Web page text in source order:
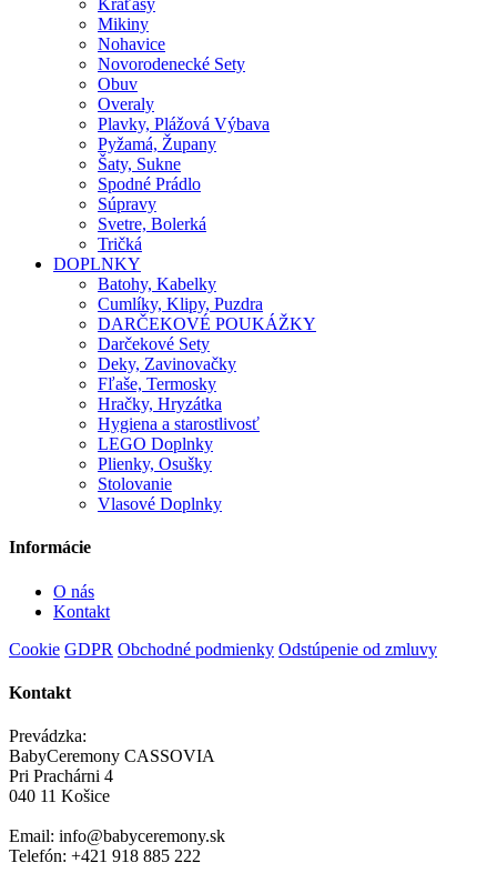
Kraťasy
Mikiny
Nohavice
Novorodenecké Sety
Obuv
Overaly
Plavky, Plážová Výbava
Pyžamá, Župany
Šaty, Sukne
Spodné Prádlo
Súpravy
Svetre, Bolerká
Tričká
DOPLNKY
Batohy, Kabelky
Cumlíky, Klipy, Puzdra
DARČEKOVÉ POUKÁŽKY
Darčekové Sety
Deky, Zavinovačky
Fľaše, Termosky
Hračky, Hryzátka
Hygiena a starostlivosť
LEGO Doplnky
Plienky, Osušky
Stolovanie
Vlasové Doplnky
Informácie
O nás
Kontakt
Cookie GDPR Obchodné podmienky Odstúpenie od zmluvy
Kontakt
Prevádzka:
BabyCeremony CASSOVIA
Pri Prachárni 4
040 11 Košice
Email: info@babyceremony.sk
Telefón: +421 918 885 222